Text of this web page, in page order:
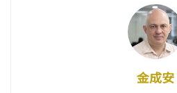
金成安